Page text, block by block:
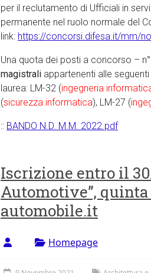
per il reclutamento di Ufficiali in
permanente nel ruolo normale del
link: https://concorsi.difesa.it/mm/
Una quota dei posti a concorso –
magistrali appartenenti alle
laurea: LM-32 (ingegneria
(sicurezza informatica), LM-27 (
:: BANDO N.D. M.M. 2022.pdf
Iscrizione entro il
Automotive”,
automobile.it
Homepage